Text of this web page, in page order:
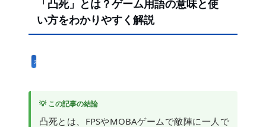
「凸死」とは？ゲーム用語の意味と使
い方をわかりやすく解説
オンラインゲーム用語
💡 この記事の結論
凸死とは、FPSやMOBAゲームで敵陣に一人で